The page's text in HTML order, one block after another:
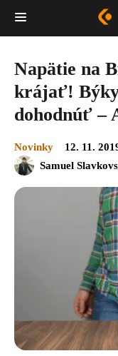
Napätie na
krájať! Býky
dohodnúť –
Novinky
12. 11.
Samuel